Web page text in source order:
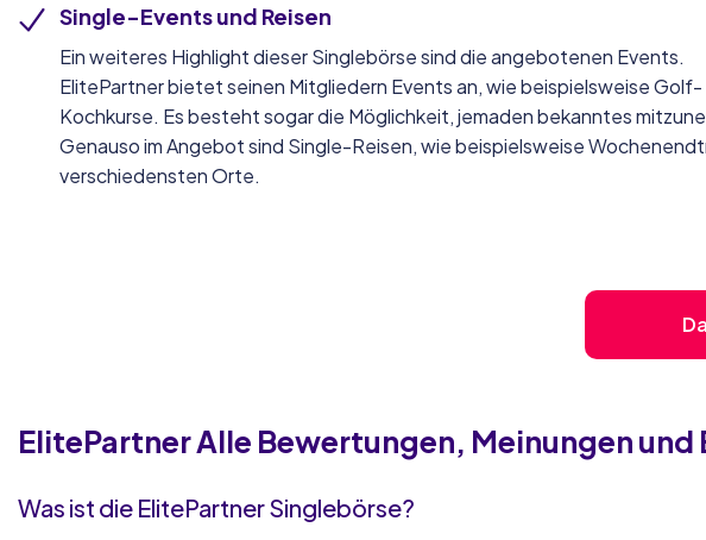
Single-Events und Reisen
Ein weiteres Highlight dieser Singlebörse sind die angebotenen Events.
ElitePartner bietet seinen Mitgliedern Events an, wie beispielsweise
Kochkurse. Es besteht sogar die Möglichkeit, jemaden bekanntes
Genauso im Angebot sind Single-Reisen, wie beispielsweise
verschiedensten Orte.
ElitePartnerAlle Bewertungen, Meinungen und
Was ist die ElitePartner Singlebörse?